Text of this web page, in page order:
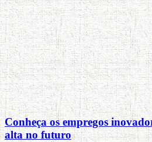
Conheça os empregos
alta no futuro